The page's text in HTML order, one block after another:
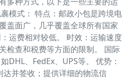
模式： 特点：邮政小包是跨境电
盖面广，几乎覆盖全球所有国家
运费相对较低。 时效：运输速度
检查和税费等方面的限制。 国际
DHL、FedEx、UPS等。 优势：
并签收；提供详细的物流信